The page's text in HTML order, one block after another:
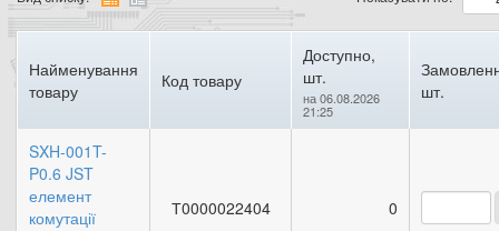
Найменування
товару
Код товару
Доступно,
шт.
на 06.08.2026
21:25
шт.
SXH-001T-
P0.6 JST
елемент
комутації
Т0000022404 0